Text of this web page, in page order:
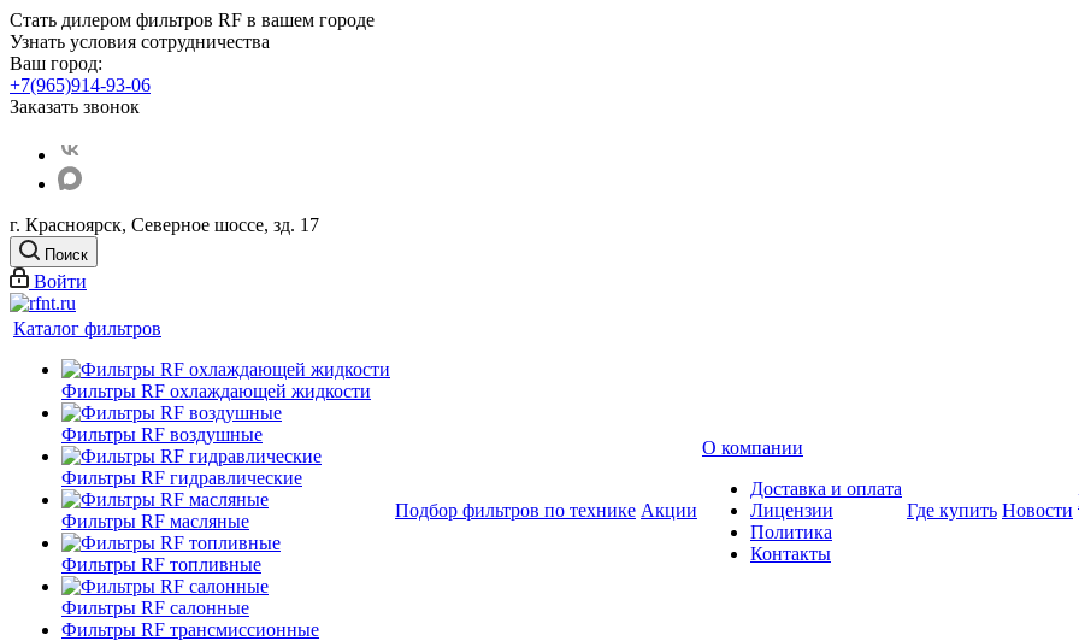
Стать дилером фильтров RF в вашем городе
Узнать условия сотрудничества
Ваш город:
+7(965)914-93-06
Заказать звонок
г. Красноярск, Северное шоссе, зд. 17
Поиск
Войти
Каталог фильтров
Фильтры RF охлаждающей жидкости
Фильтры RF воздушные
Фильтры RF гидравлические
Фильтры RF масляные
Фильтры RF топливные
Фильтры RF салонные
Фильтры RF трансмиссионные
Подбор фильтров по технике Акции
О компании
Доставка и оплата
Лицензии
Политика
Контакты
Где купить Новости